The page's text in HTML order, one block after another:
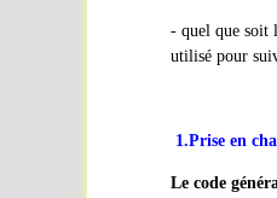
- quel que soit
utilisé pour
1.Prise en
Le code